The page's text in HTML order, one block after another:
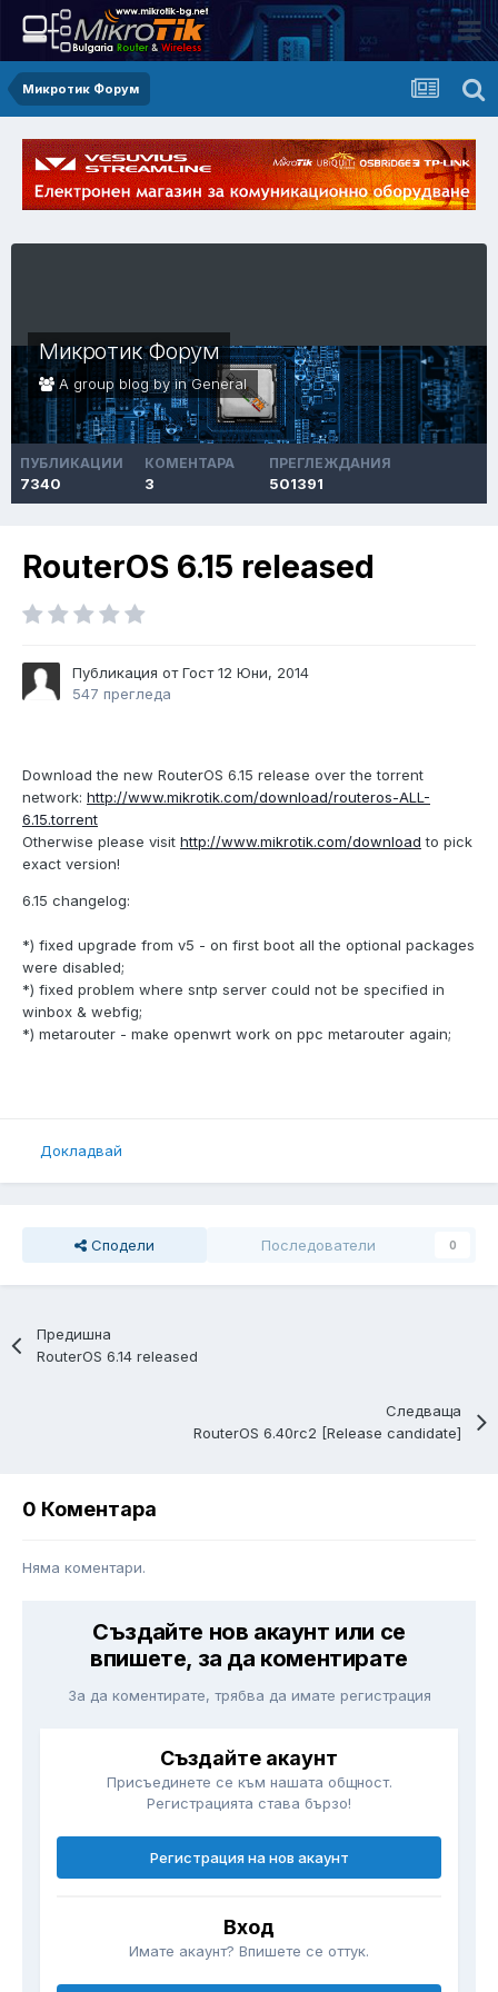
Микротик Форум
Микротик Форум
A group blog by inGeneral
ПУБЛИКАЦИИ
7340
КОМЕНТАРА
3
ПРЕГЛЕЖДАНИЯ
501391
RouterOS 6.15 released
Публикация от Гост12 Юни, 2014
547 прегледа
Download the new RouterOS 6.15 release over the torrent
network: http://www.mikrotik.com/download/routeros-ALL-
6.15.torrent
Otherwise please visit http://www.mikrotik.com/download to pick
exact version!
6.15 changelog:
*) fixed upgrade from v5 - on first boot all the optional packages
were disabled;
*) fixed problem where sntp server could not be specified in
winbox & webfig;
*) metarouter - make openwrt work on ppc metarouter again;
Докладвай
Сподели Последователи 0
Предишна
RouterOS 6.14 released
Следваща
RouterOS 6.40rc2 [Release candidate]
0 Коментара
Няма коментари.
Създайте нов акаунт или се
впишете, за да коментирате
За да коментирате, трябва да имате регистрация
Създайте акаунт
Присъединете се към нашата общност.
Регистрацията става бързо!
Регистрация на нов акаунт
Вход
Имате акаунт? Впишете се оттук.